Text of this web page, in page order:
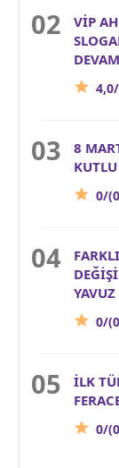
VİP
8
0/
0/
İLK
0/